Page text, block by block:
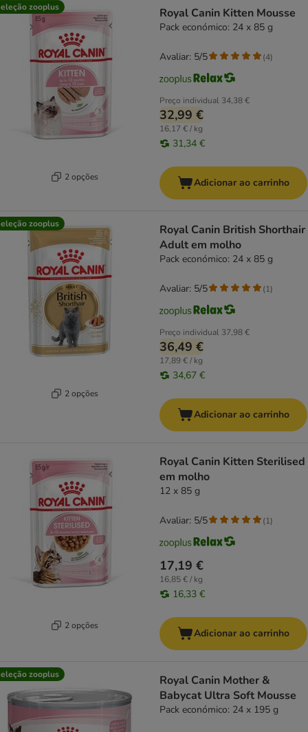
zooplus
2 opções
Royal Canin Kitten Mousse
Pack económico: 24 x 85 g
Preço individual 34,38 €
32,99 €
16,17 € / kg
31,34 €
Avaliar: 5/5 (4)
Adicionar ao carrinho
zooplus
2 opções
Royal Canin British Shorthair
Adult em molho
Pack económico: 24 x 85 g
Preço individual 37,98 €
36,49 €
17,89 € / kg
34,67 €
Avaliar: 5/5 (1)
Adicionar ao carrinho
2 opções
Royal Canin Kitten Sterilised
em molho
12 x 85 g
17,19 €
16,85 € / kg
16,33 €
Avaliar: 5/5 (1)
Adicionar ao carrinho
zooplus
Royal Canin Mother &
Babycat Ultra Soft Mousse
Pack económico: 24 x 195 g